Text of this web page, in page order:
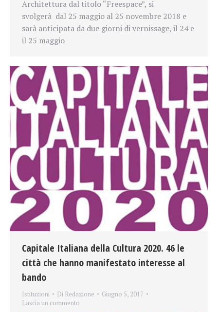
Architettura dal titolo “Freespace”, si
svolgerà dal 25 maggio al 25 novembre 2018 e
sarà anticipata da due giorni di vernissage, il 24 e
il 25 maggio
Capitale Italiana della Cultura 2020. 46 le
città che hanno manifestato interesse al
bando
Istituzioni Di Redazione
Giugno 5, 2017
Lascia un commento